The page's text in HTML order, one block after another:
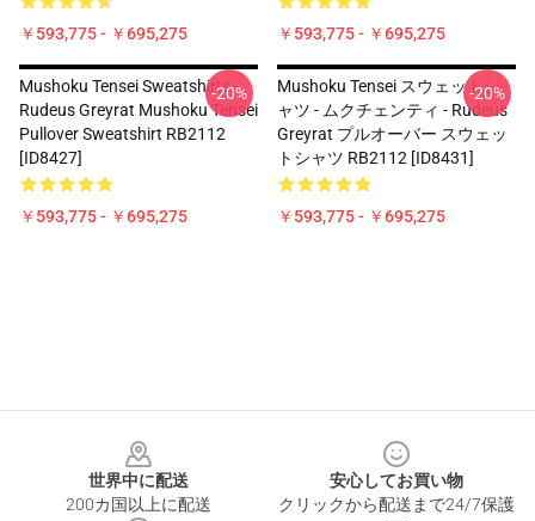
￥593,775 - ￥695,275 ￥593,775 - ￥695,275
Mushoku Tensei Sweatshirts -
Rudeus Greyrat Mushoku Tensei
Pullover Sweatshirt RB2112
[ID8427]
￥593,775 - ￥695,275
-20%
Mushoku Tensei スウェットシ
ャツ - ムクチェンティ - Rudeus
Greyrat プルオーバー スウェッ
トシャツ RB2112 [ID8431]
￥593,775 - ￥695,275
-20%
世界中に配送
200カ国以上に配送
安心してお買い物
クリックから配送まで24/7保護